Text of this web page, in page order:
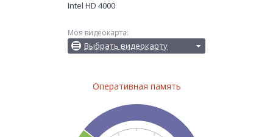
Intel HD 4000
Моя видеокарта:
Выбрать видеокарту
Оперативная память